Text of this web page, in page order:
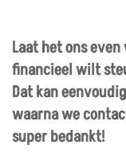
Laat het ons
financieel wilt
Dat kan
waarna we
super bedankt!